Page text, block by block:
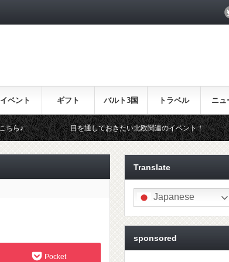
イベント ギフト バルト3国 トラベル ニュ
目を通しておきたい北欧関連のイベント！ 北欧らしい
Pocket
Translate
Japanese
sponsored